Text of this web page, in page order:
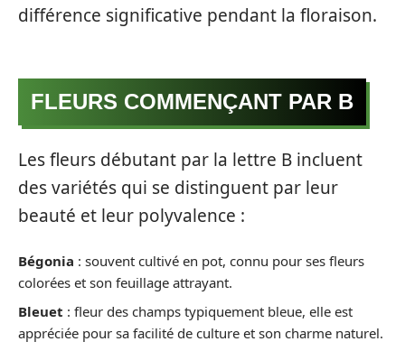
différence significative pendant la floraison.
FLEURS COMMENÇANT PAR B
Les fleurs débutant par la lettre B incluent
des variétés qui se distinguent par leur
beauté et leur polyvalence :
Bégonia : souvent cultivé en pot, connu pour ses fleurs
colorées et son feuillage attrayant.
Bleuet : fleur des champs typiquement bleue, elle est
appréciée pour sa facilité de culture et son charme naturel.